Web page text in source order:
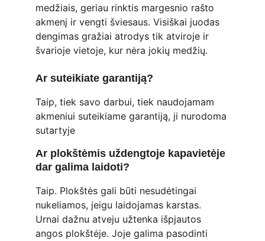
medžiais, geriau rinktis margesnio rašto
akmenį ir vengti šviesaus. Visiškai juodas
dengimas gražiai atrodys tik atviroje ir
švarioje vietoje, kur nėra jokių medžių.
Ar suteikiate garantiją?
Taip, tiek savo darbui, tiek naudojamam
akmeniui suteikiame garantiją, ji nurodoma
sutartyje
Ar plokštėmis uždengtoje kapavietėje
dar galima laidoti?
Taip. Plokštės gali būti nesudėtingai
nukeliamos, jeigu laidojamas karstas.
Urnai dažnu atveju užtenka išpjautos
angos plokštėje. Joje galima pasodinti